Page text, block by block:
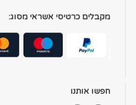
מקבלים כרטיסי אשראי מסוג:
חפשו אותנו